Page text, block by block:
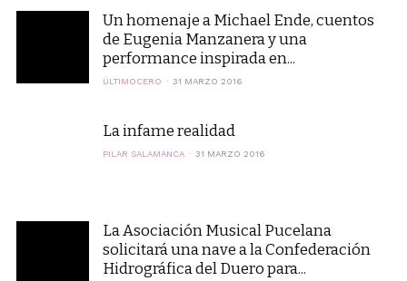
Un homenaje a Michael Ende, cuentos
de Eugenia Manzanera y una
performance inspirada en...
ÚLTIMOCERO 31 MARZO 2016
La infame realidad
PILAR SALAMANCA 31 MARZO 2016
La Asociación Musical Pucelana
solicitará una nave a la Confederación
Hidrográfica del Duero para...